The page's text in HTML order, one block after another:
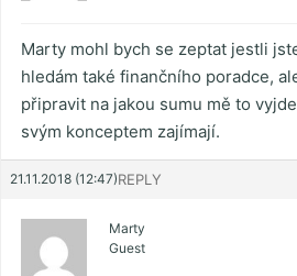
Marty mohl bych se zeptat jestli
hledám také finančního poradce,
připravit na jakou sumu mě to
svým konceptem zajímají.
21.11.2018 (12:47)REPLY
Marty
Guest